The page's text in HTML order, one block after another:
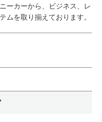
ーカーから、ビジネス、レ
ムを取り揃えております。